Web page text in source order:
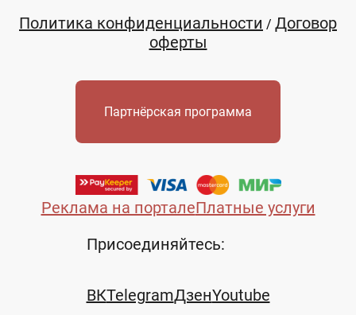
Реклама на порталеПлатные услуги
Политика конфиденциальности / Договор
оферты
Партнёрская программа
Присоединяйтесь:
ВКTelegramДзенYoutube